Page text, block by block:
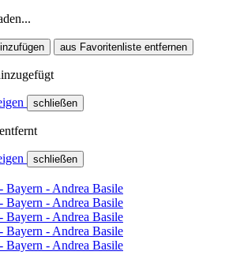
aus Favoritenliste entfernen
schließen
schließen